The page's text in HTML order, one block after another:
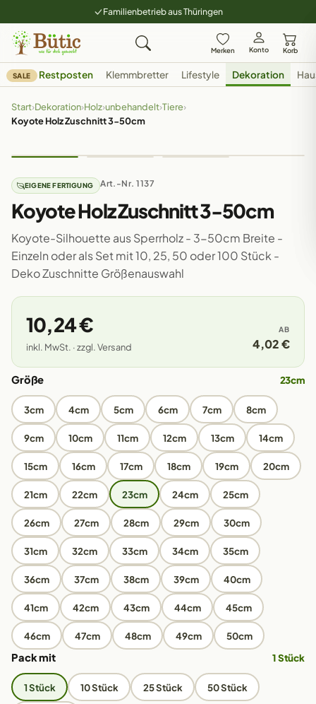
Familienbetrieb aus Thüringen
Merken Konto Korb
SALE Restposten Klemmbretter Lifestyle Dekoration
Start›Dekoration›Holz›unbehandelt›Tiere›
Koyote Holz Zuschnitt 3-50cm
EIGENE FERTIGUNG Art.-Nr. 1137
Koyote Holz Zuschnitt 3-50cm
Koyote-Silhouette aus Sperrholz - 3-50cm Breite -
Einzeln oder als Set mit 10, 25, 50 oder 100 Stück -
Deko Zuschnitte Größenauswahl
10,24 €
inkl. MwSt. · zzgl. Versand
AB
4,02 €
Größe 23cm
3cm 4cm 5cm 6cm 7cm 8cm
9cm 10cm 11cm 12cm 13cm 14cm
15cm 16cm 17cm 18cm 19cm 20cm
21cm 22cm 23cm 24cm 25cm
26cm 27cm 28cm 29cm 30cm
31cm 32cm 33cm 34cm 35cm
36cm 37cm 38cm 39cm 40cm
41cm 42cm 43cm 44cm 45cm
46cm 47cm 48cm 49cm 50cm
Pack mit 1 Stück
1 Stück 10 Stück 25 Stück 50 Stück